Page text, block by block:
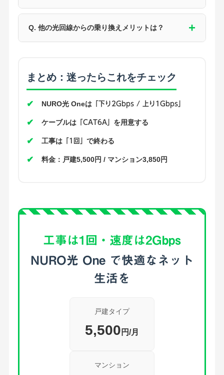
Q. 他の光回線からの乗り換えメリットは？
まとめ：迷ったらこれをチェック
✔ NURO光 Oneは 「下り2Gbps / 上り1Gbps」
✔ ケーブルは 「CAT6A」 を用意する
✔ 工事は 「1回」で終わる
✔ 料金：戸建5,500円 / マンション3,850円
工事は1回・速度は2Gbps
NURO光 One で快適なネット
生活を
戸建タイプ
5,500 円/月
マンション